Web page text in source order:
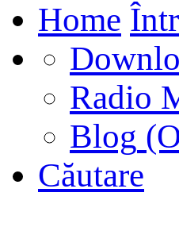
Home
Radio
Blog
Căutare